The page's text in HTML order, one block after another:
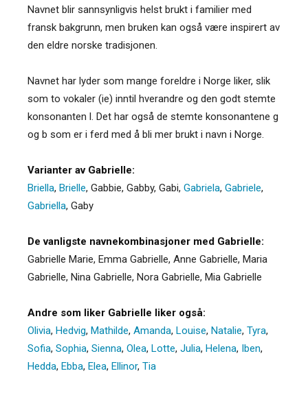
Navnet blir sannsynligvis helst brukt i familier med
fransk bakgrunn, men bruken kan også være inspirert av
den eldre norske tradisjonen.
Navnet har lyder som mange foreldre i Norge liker, slik
som to vokaler (ie) inntil hverandre og den godt stemte
konsonanten l. Det har også de stemte konsonantene g
og b som er i ferd med å bli mer brukt i navn i Norge.
Varianter av Gabrielle:
Briella, Brielle, Gabbie, Gabby, Gabi, Gabriela, Gabriele,
Gabriella, Gaby
De vanligste navnekombinasjoner med Gabrielle:
Gabrielle Marie, Emma Gabrielle, Anne Gabrielle, Maria
Gabrielle, Nina Gabrielle, Nora Gabrielle, Mia Gabrielle
Andre som liker Gabrielle liker også:
Olivia, Hedvig, Mathilde, Amanda, Louise, Natalie, Tyra,
Sofia, Sophia, Sienna, Olea, Lotte, Julia, Helena, Iben,
Hedda, Ebba, Elea, Ellinor, Tia